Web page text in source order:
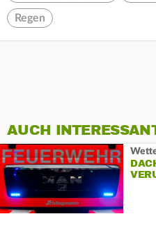
Regen
AUCH